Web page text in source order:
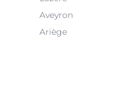
Aveyron
Ariège